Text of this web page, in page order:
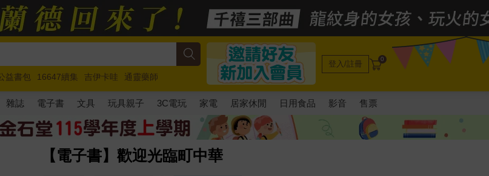
益書包 16647續集 吉伊卡哇
通靈藥師
斯克 玩具總動員5 超慢跑
登入/註冊 0
雜誌 電子書 文具 玩具親子 3C電玩 家電 居家休閒 日用食品 影音 售票
【電子書】歡迎光臨町中華